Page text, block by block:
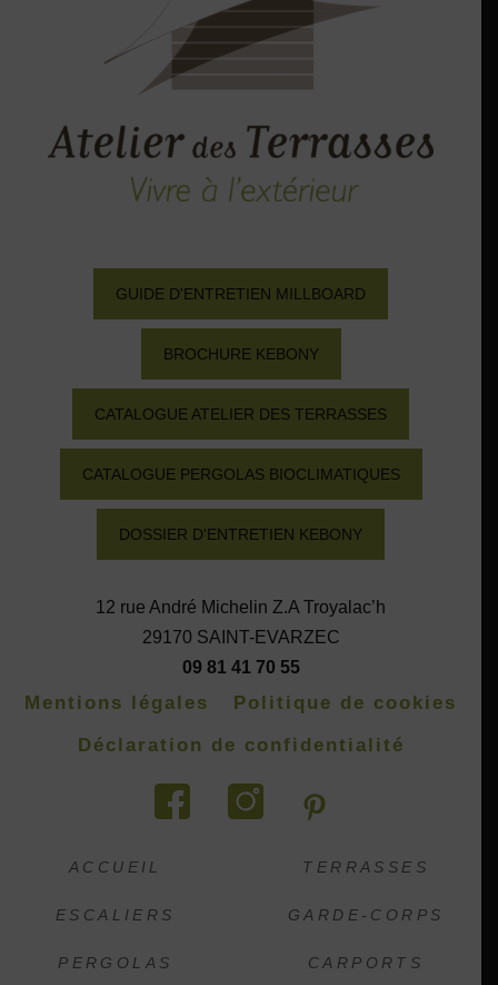
GUIDE D'ENTRETIEN MILLBOARD
BROCHURE KEBONY
CATALOGUE ATELIER DES TERRASSES
CATALOGUE PERGOLAS BIOCLIMATIQUES
DOSSIER D'ENTRETIEN KEBONY
12 rue André Michelin Z.A Troyalac’h
29170 SAINT-EVARZEC
09 81 41 70 55
Mentions légales
Politique de cookies
Déclaration de confidentialité
ACCUEIL TERRASSES
ESCALIERS GARDE-CORPS
PERGOLAS CARPORTS